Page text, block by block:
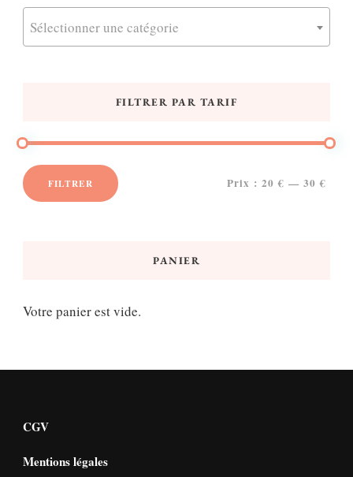
Sélectionner une catégorie
FILTRER PAR TARIF
FILTRER Prix : 20 € — 30 €
PANIER
Votre panier est vide.
CGV
Mentions légales